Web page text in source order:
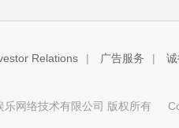
Relations | 广告服务 |
乐网络技术有限公司 版权所有